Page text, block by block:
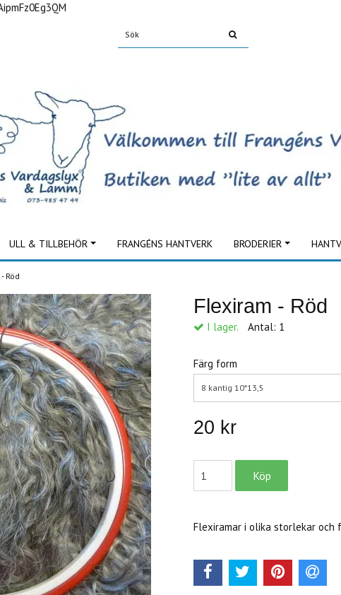
ULL & TILLBEHÖR FRANGÉNS HANTVERK BRODERIER
Röd
Flexiram - Röd
I lager. Antal: 1
Färg form
8 kantig 10*13,5
20 kr
Flexiramar i olika storlekar och